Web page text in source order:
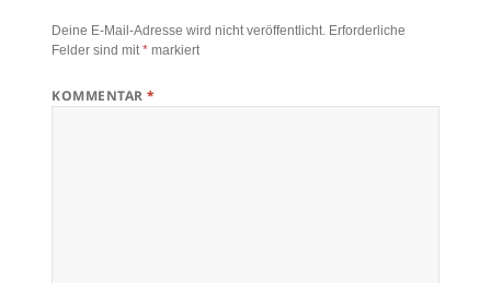
Deine E-Mail-Adresse wird nicht veröffentlicht. Erforderliche
Felder sind mit* markiert
KOMMENTAR *